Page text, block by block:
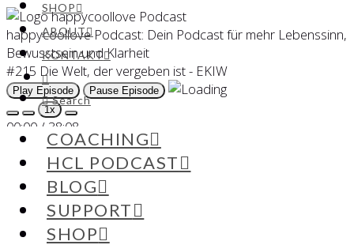
SHOP
ABOUT
KONTAKT
Search
COACHING
HCL PODCAST
BLOG
SUPPORT
SHOP
happycoollove Podcast: Dein Podcast für mehr Lebenssinn,
Bewusstsein und Klarheit
#215 Die Welt, der vergeben ist - EKIW
Play Episode
Pause Episode
1x
00:00 / 38:08
Abonnieren Teilen
RSS Feed